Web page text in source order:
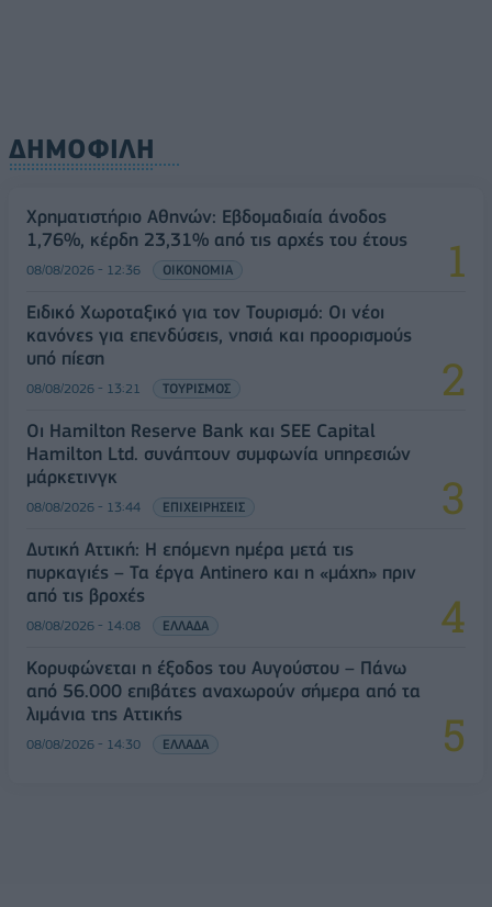
ΔΗΜΟΦΙΛΗ
Χρηματιστήριο Αθηνών: Εβδομαδιαία άνοδος
1,76%, κέρδη 23,31% από τις αρχές του έτους
08/08/2026 - 12:36 ΟΙΚΟΝΟΜΙΑ
Ειδικό Χωροταξικό για τον Τουρισμό: Οι νέοι
κανόνες για επενδύσεις, νησιά και προορισμούς
υπό πίεση
08/08/2026 - 13:21 ΤΟΥΡΙΣΜΟΣ
Οι Hamilton Reserve Bank και SEE Capital
Hamilton Ltd. συνάπτουν συμφωνία υπηρεσιών
μάρκετινγκ
08/08/2026 - 13:44 ΕΠΙΧΕΙΡΗΣΕΙΣ
Δυτική Αττική: Η επόμενη ημέρα μετά τις
πυρκαγιές – Τα έργα Antinero και η «μάχη» πριν
από τις βροχές
08/08/2026 - 14:08 ΕΛΛΑΔΑ
Κορυφώνεται η έξοδος του Αυγούστου – Πάνω
από 56.000 επιβάτες αναχωρούν σήμερα από τα
λιμάνια της Αττικής
08/08/2026 - 14:30 ΕΛΛΑΔΑ